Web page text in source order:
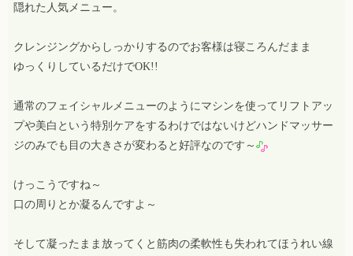
隠れた人気メニュー。
クレンジングからしっかりするのでお客様は寝ころんだまま
ゆっくりしているだけでOK!!
通常のフェイシャルメニューのようにマシンを使ってリフトアッ
プや美白という特別ケアをするわけではないけどハンドマッサー
ジのみでも目の大きさが変わると好評なのです～
けっこうですね～
口の周りとか凝るんですよ～
そして凝ったまま放ってくと筋肉の柔軟性も失われてほうれい線